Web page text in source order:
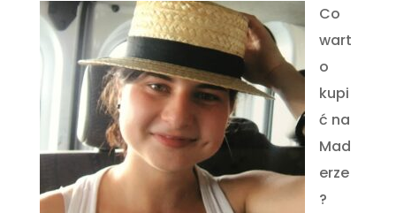
Co
wart
o
kupi
ć na
Mad
erze
?